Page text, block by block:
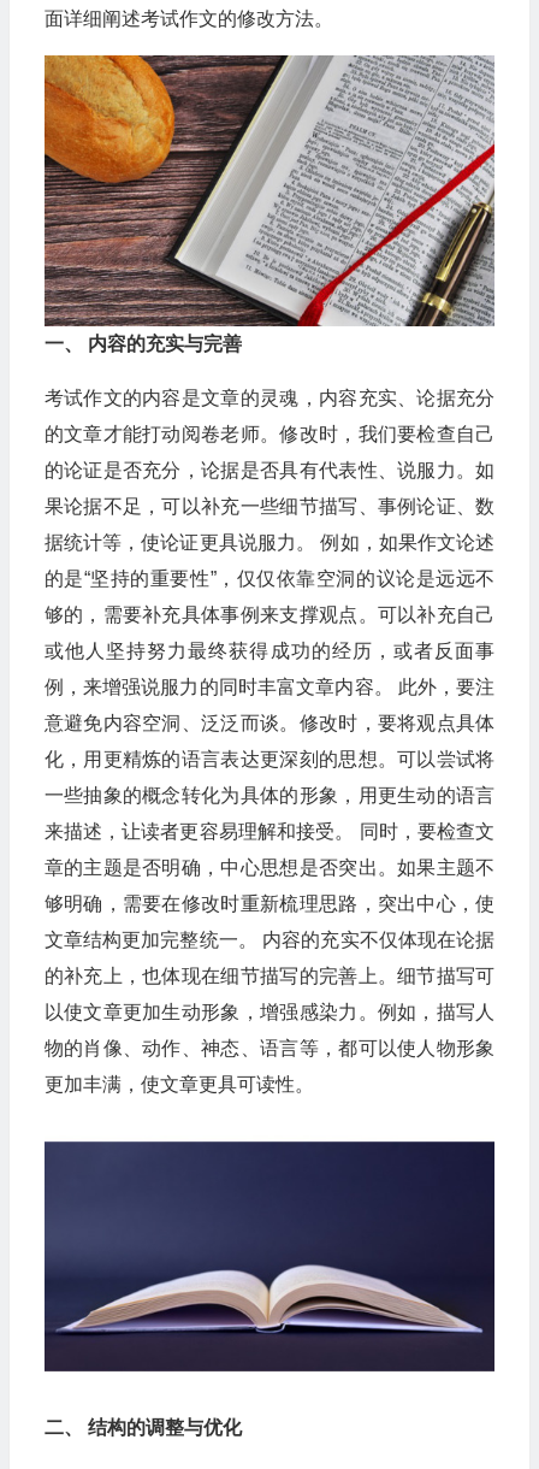
面详细阐述考试作文的修改方法。
一、 内容的充实与完善
考试作文的内容是文章的灵魂，内容充实、论据充分
的文章才能打动阅卷老师。修改时，我们要检查自己
的论证是否充分，论据是否具有代表性、说服力。如
果论据不足，可以补充一些细节描写、事例论证、数
据统计等，使论证更具说服力。 例如，如果作文论述
的是“坚持的重要性”，仅仅依靠空洞的议论是远远不
够的，需要补充具体事例来支撑观点。可以补充自己
或他人坚持努力最终获得成功的经历，或者反面事
例，来增强说服力的同时丰富文章内容。 此外，要注
意避免内容空洞、泛泛而谈。修改时，要将观点具体
化，用更精炼的语言表达更深刻的思想。可以尝试将
一些抽象的概念转化为具体的形象，用更生动的语言
来描述，让读者更容易理解和接受。 同时，要检查文
章的主题是否明确，中心思想是否突出。如果主题不
够明确，需要在修改时重新梳理思路，突出中心，使
文章结构更加完整统一。 内容的充实不仅体现在论据
的补充上，也体现在细节描写的完善上。细节描写可
以使文章更加生动形象，增强感染力。例如，描写人
物的肖像、动作、神态、语言等，都可以使人物形象
更加丰满，使文章更具可读性。
二、 结构的调整与优化